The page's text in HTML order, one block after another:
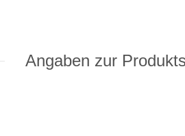
Angaben zur